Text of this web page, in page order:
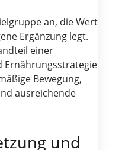
an, die Wert
Ergänzung legt.
einer
Ernährungsstrategie
Bewegung,
ausreichende
und